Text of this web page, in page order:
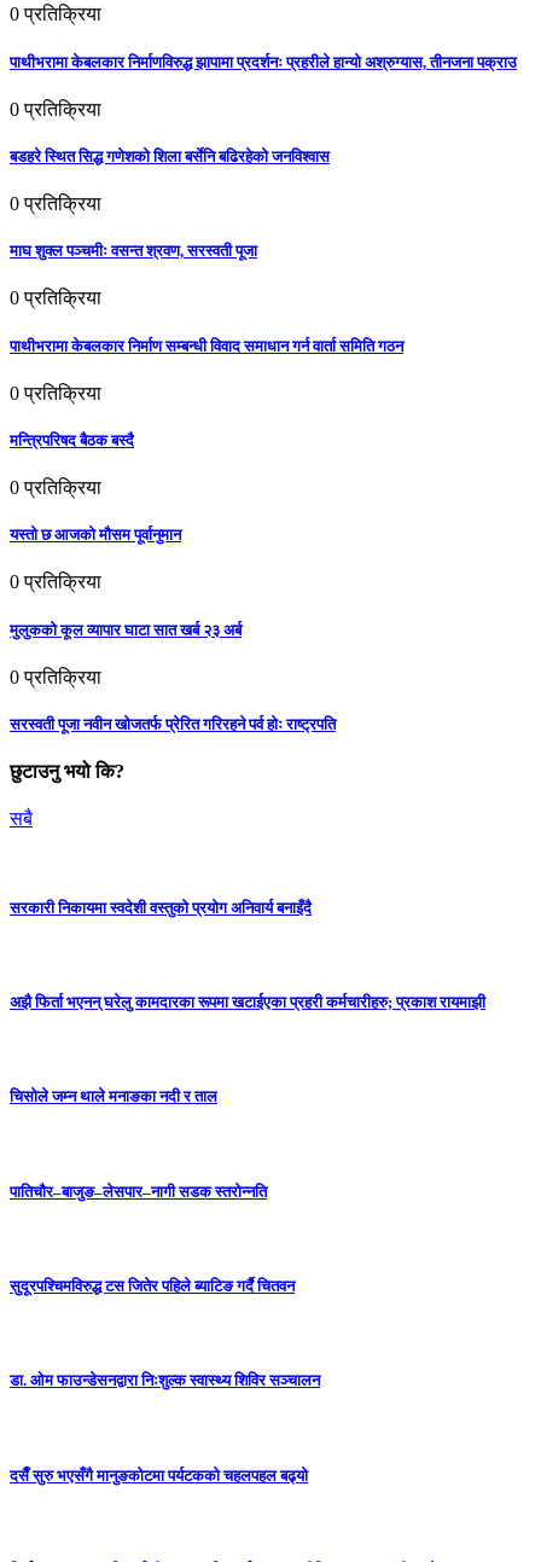
0 प्रतिक्रिया
पाथीभरामा केबलकार निर्माणविरुद्ध झापामा प्रदर्शनः प्रहरीले हान्यो अश्रुग्यास, तीनजना पक्राउ
0 प्रतिक्रिया
बडहरे स्थित सिद्ध गणेशको शिला बर्सेनि बढिरहेको जनविश्वास
0 प्रतिक्रिया
माघ शुक्ल पञ्चमीः वसन्त श्रवण, सरस्वती पूजा
0 प्रतिक्रिया
पाथीभरामा केबलकार निर्माण सम्बन्धी विवाद समाधान गर्न वार्ता समिति गठन
0 प्रतिक्रिया
मन्त्रिपरिषद बैठक बस्दै
0 प्रतिक्रिया
यस्तो छ आजको मौसम पूर्वानुमान
0 प्रतिक्रिया
मुलुकको कूल व्यापार घाटा सात खर्ब २३ अर्ब
0 प्रतिक्रिया
सरस्वती पूजा नवीन खोजतर्फ प्रेरित गरिरहने पर्व होः राष्ट्रपति
छुटाउनु भयो कि?
सबै
सरकारी निकायमा स्वदेशी वस्तुको प्रयोग अनिवार्य बनाइँदै
अझै फिर्ता भएनन् घरेलु कामदारका रूपमा खटाईएका प्रहरी कर्मचारीहरु; प्रकाश रायमाझी
चिसोले जम्न थाले मनाङका नदी र ताल
पातिचौर–बाजुङ–लेसपार–नागी सडक स्तरोन्नति
सुदूरपश्चिमविरुद्ध टस जितेर पहिले ब्याटिङ गर्दै चितवन
डा. ओम फाउन्डेसनद्वारा निःशुल्क स्वास्थ्य शिविर सञ्चालन
दसैँ सुरु भएसँगै मानुङकोटमा पर्यटकको चहलपहल बढ्यो